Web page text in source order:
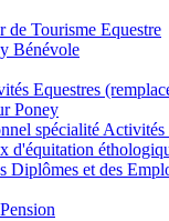
de Tourisme Equestre
Bénévole
Equestres
Poney
spécialité
d'équitation
Diplômes et des